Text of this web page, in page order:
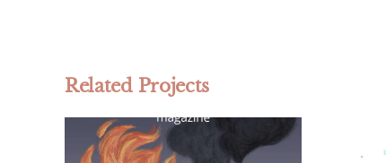
Related Projects